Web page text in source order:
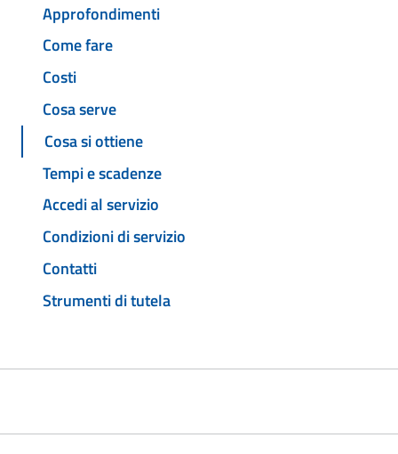
Approfondimenti
Come fare
Costi
Cosa serve
Cosa si ottiene
Tempi e scadenze
Accedi al servizio
Condizioni di servizio
Contatti
Strumenti di tutela